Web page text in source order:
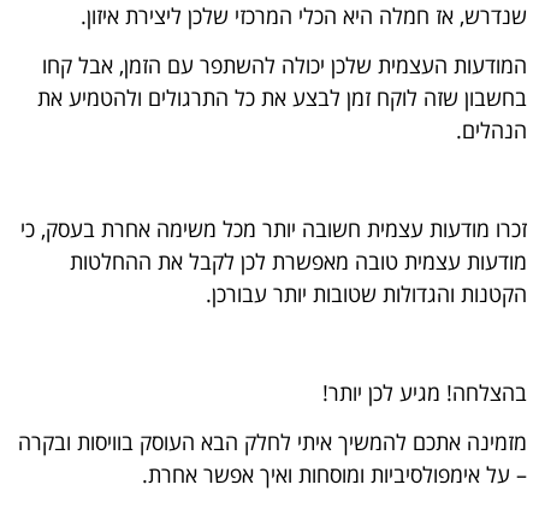
שנדרש, אז חמלה היא הכלי המרכזי שלכן ליצירת איזון.
המודעות העצמית שלכן יכולה להשתפר עם הזמן, אבל קחו
בחשבון שזה לוקח זמן לבצע את כל התרגולים ולהטמיע את
הנהלים.
זכרו מודעות עצמית חשובה יותר מכל משימה אחרת בעסק, כי
מודעות עצמית טובה מאפשרת לכן לקבל את ההחלטות
הקטנות והגדולות שטובות יותר עבורכן.
בהצלחה! מגיע לכן יותר!
מזמינה אתכם להמשיך איתי לחלק הבא העוסק בוויסות ובקרה
– על אימפולסיביות ומוסחות ואיך אפשר אחרת.